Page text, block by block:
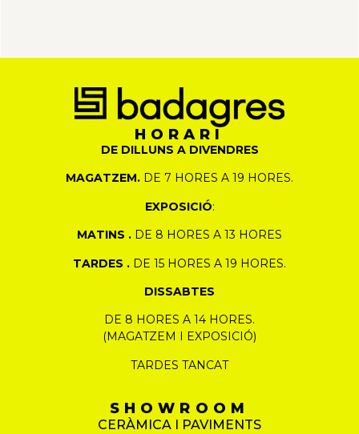
HORARI
DE DILLUNS A DIVENDRES
MAGATZEM. DE 7 HORES A 19 HORES.
EXPOSICIÓ:
MATINS . DE 8 HORES A 13 HORES
TARDES . DE 15 HORES A 19 HORES.
DISSABTES
DE 8 HORES A 14 HORES.
(MAGATZEM I EXPOSICIÓ)
TARDES TANCAT
SHOWROOM
CERÀMICA I PAVIMENTS